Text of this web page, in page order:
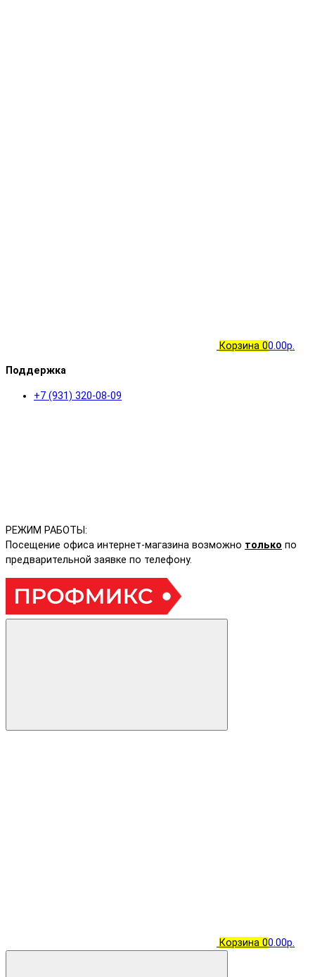
Корзина 00.00р.
Поддержка
+7 (931) 320-08-09
РЕЖИМ РАБОТЫ:
Посещение офиса интернет-магазина возможно только по
предварительной заявке по телефону.
Корзина 00.00р.